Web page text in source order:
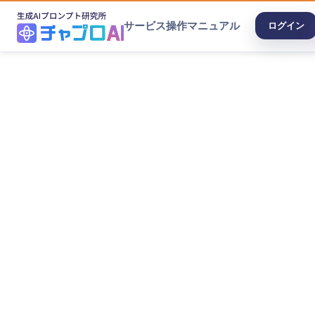
サービス操作マニュアル ログイン